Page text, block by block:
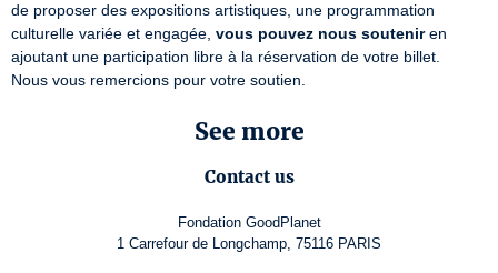
de proposer des expositions artistiques, une programmation
culturelle variée et engagée, vous pouvez nous soutenir en
ajoutant une participation libre à la réservation de votre billet.
Nous vous remercions pour votre soutien.
See more
Contact us
Fondation GoodPlanet
1 Carrefour de Longchamp, 75116 PARIS